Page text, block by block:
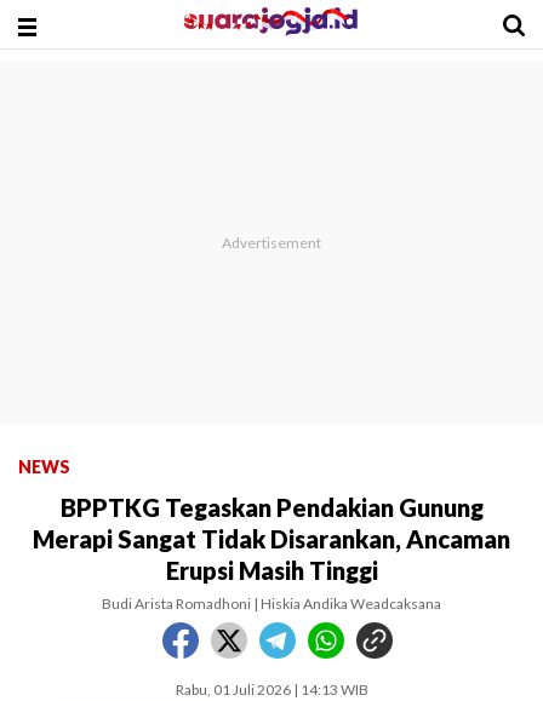
NEWS
BPPTKG Tegaskan Pendakian Gunung
Merapi Sangat Tidak Disarankan, Ancaman
Erupsi Masih Tinggi
Budi Arista Romadhoni | Hiskia Andika Weadcaksana
Rabu, 01 Juli 2026 | 14:13 WIB